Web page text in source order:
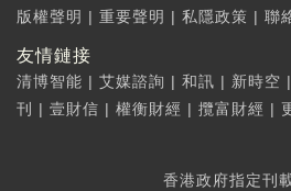
版權聲明 | 重要聲明 | 私隱政策 | 聯
友情鏈接
清博智能 | 艾媒諮詢 | 和訊 | 新時空 |
刊
| 壹財信 | 權衡財經 | 攬富財經 |
香港政府指定刊